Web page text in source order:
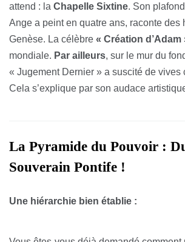
attend : la Chapelle Sixtine. Son
Ange a peint en quatre ans, raconte des
Genèse. La célèbre « Création d’Adam
mondiale. Par ailleurs, sur le mur du
« Jugement Dernier » a suscité de vives
Cela s’explique par son audace
La Pyramide du Pouvoir :
Souverain Pontife !
Une hiérarchie bien établie :